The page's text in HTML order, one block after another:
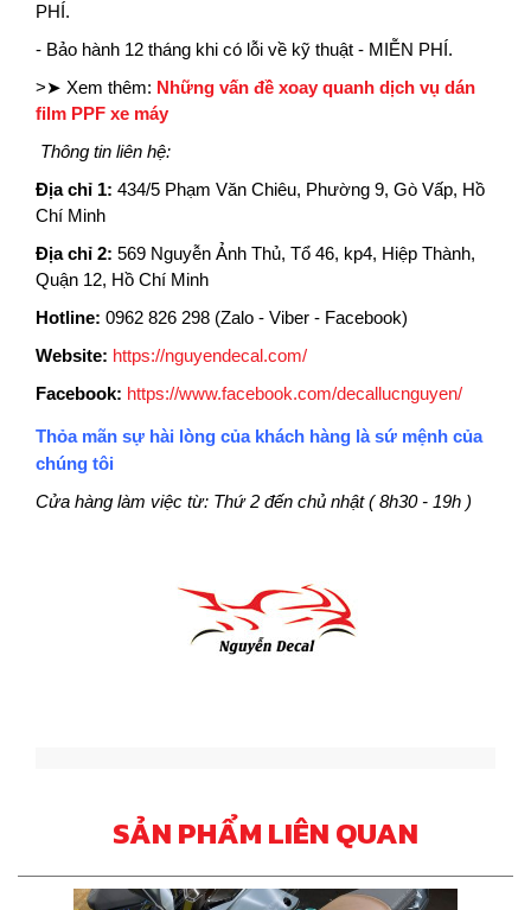
PHÍ.
- Bảo hành 12 tháng khi có lỗi về kỹ thuật - MIỄN PHÍ.
>➤ Xem thêm: Những vấn đề xoay quanh dịch vụ dán
film PPF xe máy
Thông tin liên hệ:
Địa chỉ 1: 434/5 Phạm Văn Chiêu, Phường 9, Gò Vấp, Hồ
Chí Minh
Địa chỉ 2: 569 Nguyễn Ảnh Thủ, Tổ 46, kp4, Hiệp Thành,
Quận 12, Hồ Chí Minh
Hotline: 0962 826 298 (Zalo - Viber - Facebook)
Website: https://nguyendecal.com/
Facebook: https://www.facebook.com/decallucnguyen/
Thỏa mãn sự hài lòng của khách hàng là sứ mệnh của
chúng tôi
Cửa hàng làm việc từ: Thứ 2 đến chủ nhật ( 8h30 - 19h )
SẢN PHẨM LIÊN QUAN